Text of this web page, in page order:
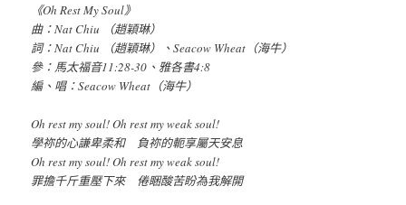
《Oh Rest My Soul》
曲：Nat Chiu （趙穎琳）
詞：Nat Chiu （趙穎琳）、Seacow Wheat（海牛）
參：馬太福音11:28-30、雅各書4:8
編、唱：Seacow Wheat（海牛）
Oh rest my soul! Oh rest my weak soul!
學祢的心謙卑柔和 負祢的軛享屬天安息
Oh rest my soul! Oh rest my weak soul!
罪擔千斤重壓下來 倦睏酸苦盼為我解開